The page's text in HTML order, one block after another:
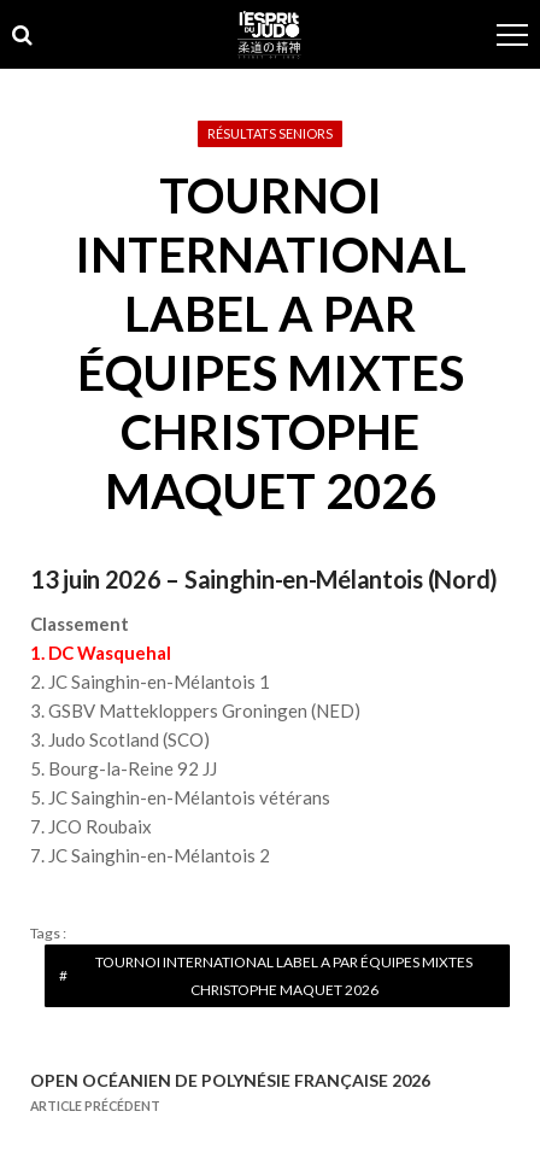
to
navigation
to
content
RÉSULTATS SENIORS
TOURNOI
INTERNATIONAL
LABEL A PAR
ÉQUIPES MIXTES
CHRISTOPHE
MAQUET 2026
13 juin 2026 – Sainghin-en-Mélantois (Nord)
Classement
1. DC Wasquehal
2. JC Sainghin-en-Mélantois 1
3. GSBV Mattekloppers Groningen (NED)
3. Judo Scotland (SCO)
5. Bourg-la-Reine 92 JJ
5. JC Sainghin-en-Mélantois vétérans
7. JCO Roubaix
7. JC Sainghin-en-Mélantois 2
Tags :
TOURNOI INTERNATIONAL LABEL A PAR ÉQUIPES MIXTES
CHRISTOPHE MAQUET 2026
N
OPEN OCÉANIEN DE POLYNÉSIE FRANÇAISE 2026
ARTICLE PRÉCÉDENT